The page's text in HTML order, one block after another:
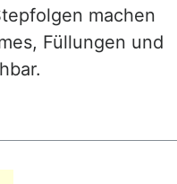
machen
Füllungen und